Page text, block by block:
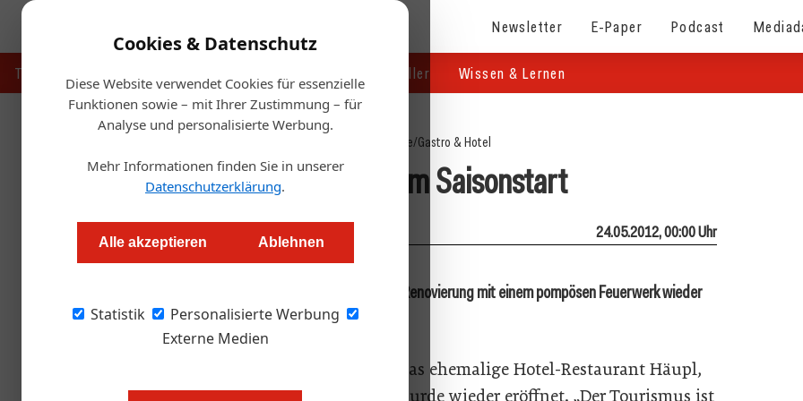
Cookies & Datenschutz
Diese Website verwendet Cookies für essenzielle
Funktionen sowie – mit Ihrer Zustimmung – für
Analyse und personalisierte Werbung.
Mehr Informationen finden Sie in unserer
Datenschutzerklärung.
Alle akzeptieren Ablehnen
Statistik
Personalisierte Werbung
Externe Medien
Newsletter E-Paper Podcast
Touristik Handel & Hersteller Wissen & Lernen
Startseite/Gastro & Hotel
Eröffnet zum Saisonstart
Redaktion.OEGZ 24.05.2012, 00:00 Uhr
Hotel Attersee wurde nach seiner glanzvollen Renovierung mit einem pompösen Feuerwerk wieder
eröffnet.
Das Hotel Attersee in Seewalchen, das ehemalige Hotel-Res­taurant Häupl,
das Peter Schmutz gepachtet hat, wurde wieder eröffnet. „Der Tourismus ist